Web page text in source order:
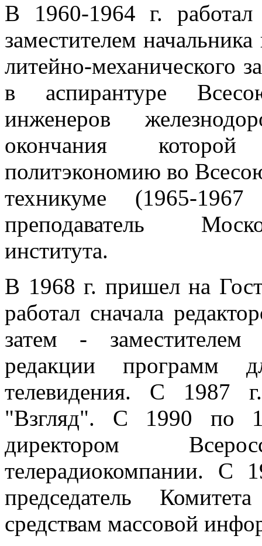
В 1960-1964 г. работал
заместителем
литейно-механического
в аспирантуре
инженеров
окончания которой
политэкономию во
техникуме (1965-
преподаватель
института.
В 1968 г. пришел на
работал сначала
затем - заместителем
редакции программ
телевидения. С 1987
"Взгляд". С 1990 по
директором
телерадиокомпании. С
председатель
средствам массовой